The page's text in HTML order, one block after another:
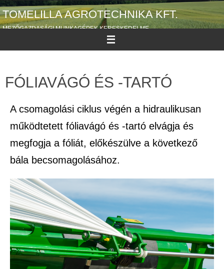
TOMELILLA AGROTECHNIKA KFT.
MEZŐGAZDASÁGI MUNKAGÉPEK KERESKEDELME
FÓLIAVÁGÓ ÉS -TARTÓ
A csomagolási ciklus végén a hidraulikusan
működtetett fóliavágó és -tartó elvágja és
megfogja a fóliát, előkészülve a következő
bála becsomagolásához.